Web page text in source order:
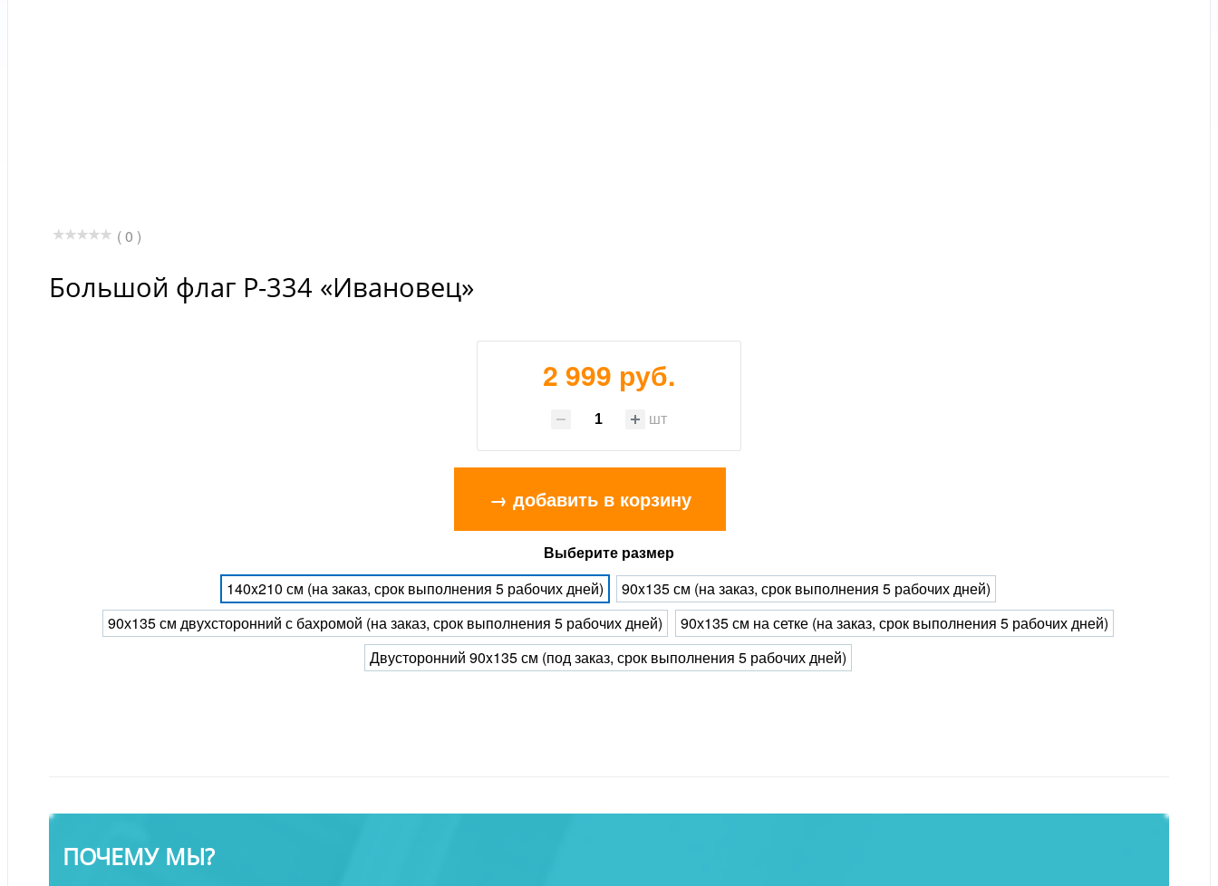
( 0 )
Большой флаг Р-334 «Ивановец»
2 999 руб.
шт
→ добавить в корзину
Выберите размер
140x210 см (на заказ, срок выполнения 5 рабочих дней)
90x135 см (на заказ, срок выполнения 5 рабочих дней)
90х135 см двухсторонний с бахромой (на заказ, срок выполнения 5 рабочих дней)
90х135 см на сетке (на заказ, срок выполнения 5 рабочих дней)
Двусторонний 90x135 см (под заказ, срок выполнения 5 рабочих дней)
ПОЧЕМУ МЫ?